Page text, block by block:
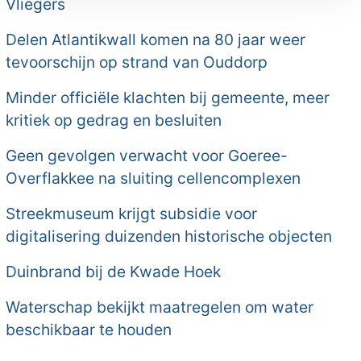
Vliegers
Delen Atlantikwall komen na 80 jaar weer
tevoorschijn op strand van Ouddorp
Minder officiële klachten bij gemeente, meer
kritiek op gedrag en besluiten
Geen gevolgen verwacht voor Goeree-
Overflakkee na sluiting cellencomplexen
Streekmuseum krijgt subsidie voor
digitalisering duizenden historische objecten
Duinbrand bij de Kwade Hoek
Waterschap bekijkt maatregelen om water
beschikbaar te houden